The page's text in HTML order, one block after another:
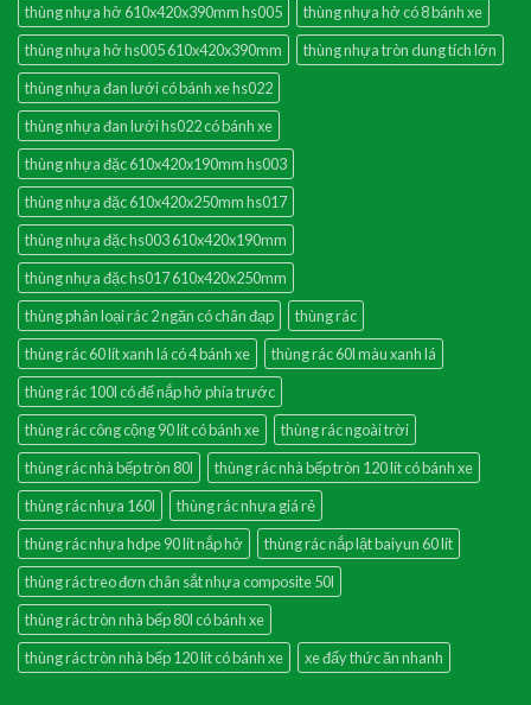
thùng nhựa hở 610x420x390mm hs005
thùng nhựa hở có 8 bánh xe
thùng nhựa hở hs005 610x420x390mm
thùng nhựa tròn dung tích lớn
thùng nhựa đan lưới có bánh xe hs022
thùng nhựa đan lưới hs022 có bánh xe
thùng nhựa đặc 610x420x190mm hs003
thùng nhựa đặc 610x420x250mm hs017
thùng nhựa đặc hs003 610x420x190mm
thùng nhựa đặc hs017 610x420x250mm
thùng phân loại rác 2 ngăn có chân đạp
thùng rác
thùng rác 60 lít xanh lá có 4 bánh xe
thùng rác 60l màu xanh lá
thùng rác 100l có đế nắp hở phía trước
thùng rác công cộng 90 lít có bánh xe
thùng rác ngoài trời
thùng rác nhà bếp tròn 80l
thùng rác nhà bếp tròn 120 lít có bánh xe
thùng rác nhựa 160l
thùng rác nhựa giá rẻ
thùng rác nhựa hdpe 90 lít nắp hở
thùng rác nắp lật baiyun 60 lít
thùng rác treo đơn chân sắt nhựa composite 50l
thùng rác tròn nhà bếp 80l có bánh xe
thùng rác tròn nhà bếp 120 lít có bánh xe
xe đẩy thức ăn nhanh